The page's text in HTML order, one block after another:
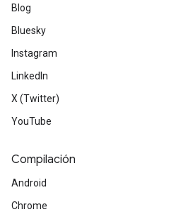
Blog
Bluesky
Instagram
LinkedIn
X (Twitter)
YouTube
Compilación
Android
Chrome